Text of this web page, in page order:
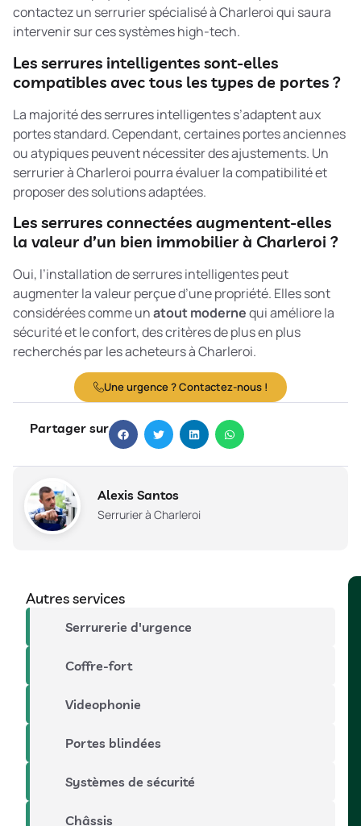
contactez un serrurier spécialisé à Charleroi qui saura
intervenir sur ces systèmes high-tech.
Les serrures intelligentes sont-elles
compatibles avec tous les types de portes ?
La majorité des serrures intelligentes s’adaptent aux
portes standard. Cependant, certaines portes anciennes
ou atypiques peuvent nécessiter des ajustements. Un
serrurier à Charleroi pourra évaluer la compatibilité et
proposer des solutions adaptées.
Les serrures connectées augmentent-elles
la valeur d’un bien immobilier à Charleroi ?
Oui, l’installation de serrures intelligentes peut
augmenter la valeur perçue d’une propriété. Elles sont
considérées comme unatout modernequi améliore la
sécurité et le confort, des critères de plus en plus
recherchés par les acheteurs à Charleroi.
Une urgence ? Contactez-nous !
Partager sur
Alexis Santos
Serrurier à Charleroi
Autres services
Serrurerie d'urgence
Coffre-fort
Videophonie
Portes blindées
Systèmes de sécurité
Châssis